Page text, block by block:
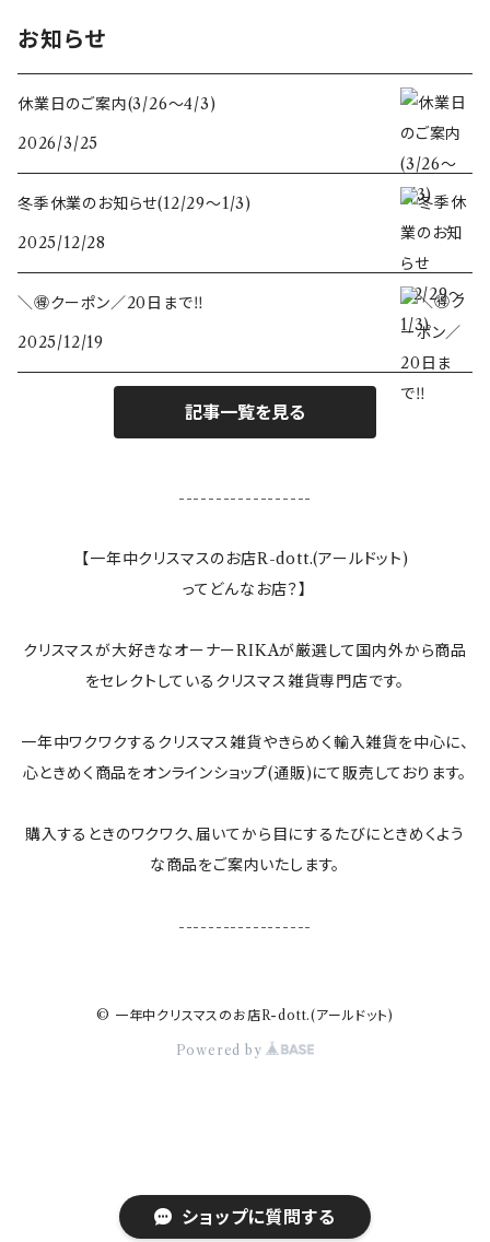
ショップに質問する
フォトフレーム・写真立て
鏡
ガラスベース(花瓶、燭台)
カレンダー
敷き物
すべてのインテリア雑貨
スペイン
ポーランド
スウェーデン
干支セット
すべての木のぬくもり雑貨
お知らせ
休業日のご案内(3/26〜4/3)
2026/3/25
冬季休業のお知らせ(12/29〜1/3)
2025/12/28
＼🉐クーポン／20日まで‼️
2025/12/19
記事一覧を見る
------------------
【一年中クリスマスのお店R-dott.(アールドット)
ってどんなお店？】
クリスマスが大好きなオーナーRIKAが厳選して国内外から商品
をセレクトしているクリスマス雑貨専門店です。
一年中ワクワクするクリスマス雑貨やきらめく輸入雑貨を中心に、
心ときめく商品をオンラインショップ(通販)にて販売しております。
購入するときのワクワク、届いてから目にするたびにときめくよう
な商品をご案内いたします。
------------------
© 一年中クリスマスのお店R-dott.(アールドット)
Powered by